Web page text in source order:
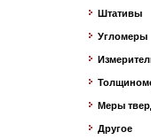
Штативы
Угломеры
Меры
Другое